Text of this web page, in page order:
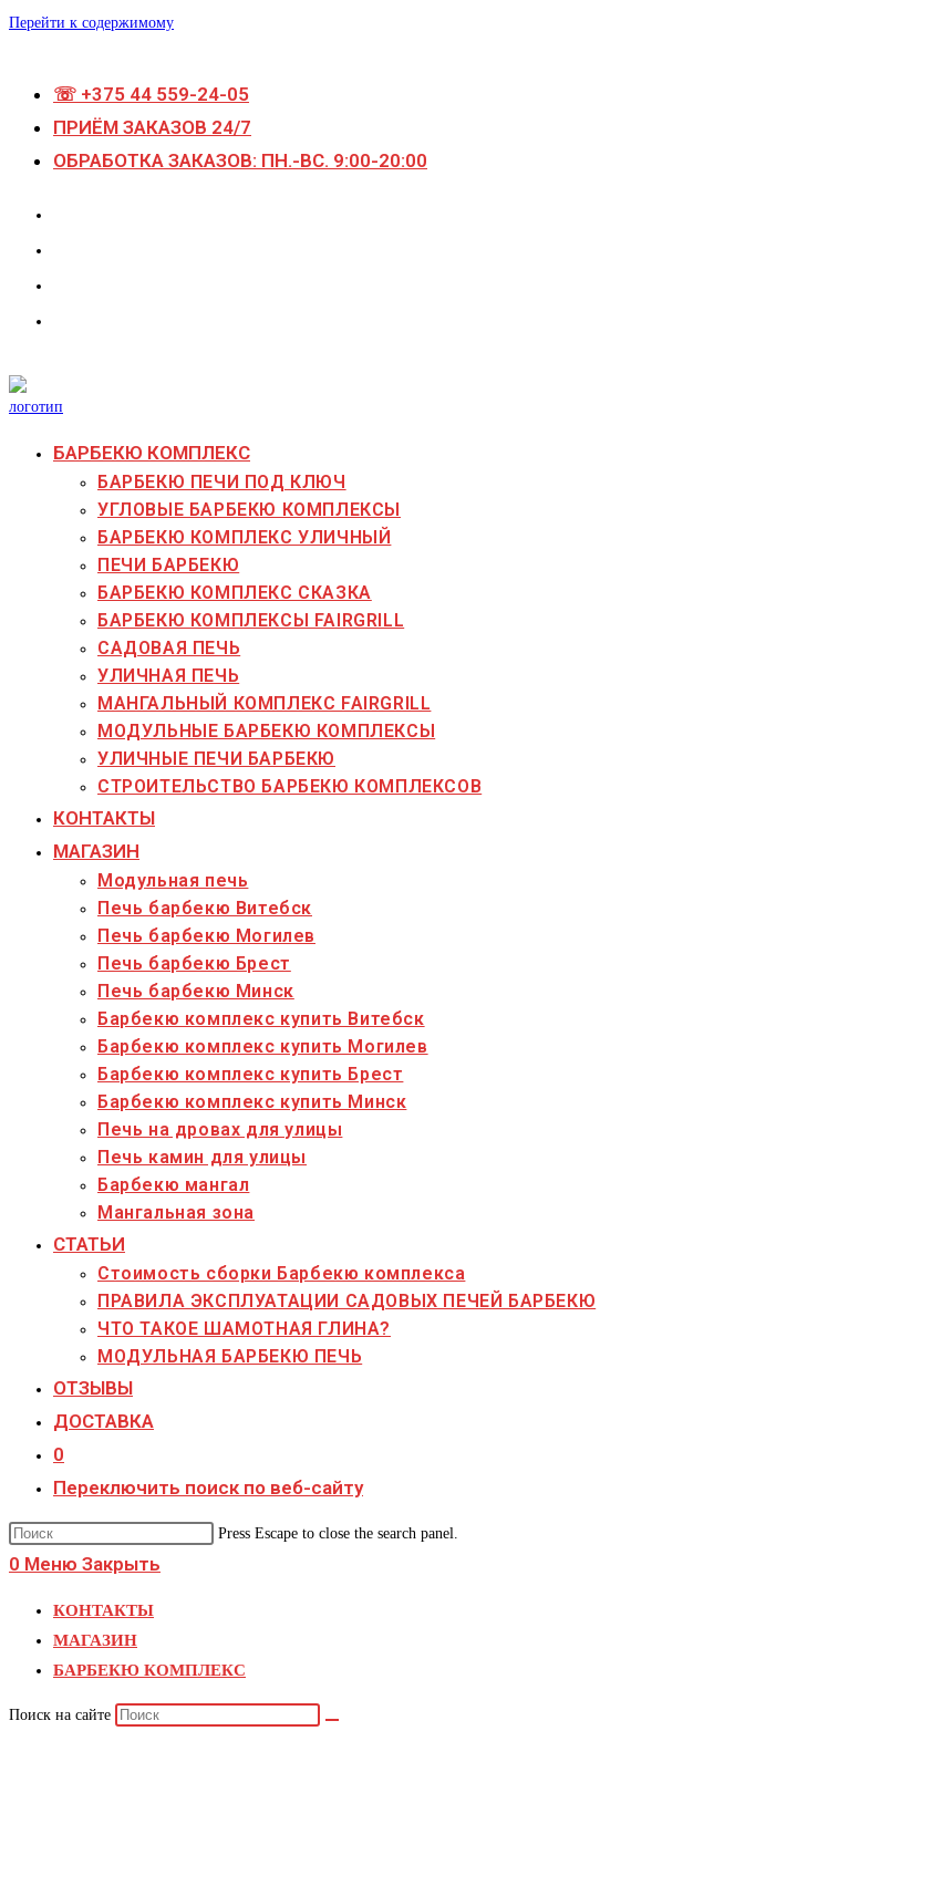
Перейти к содержимому
☏ +375 44 559-24-05
ПРИЁМ ЗАКАЗОВ 24/7
ОБРАБОТКА ЗАКАЗОВ: ПН.-ВС. 9:00-20:00
БАРБЕКЮ КОМПЛЕКС
БАРБЕКЮ ПЕЧИ ПОД КЛЮЧ
УГЛОВЫЕ БАРБЕКЮ КОМПЛЕКСЫ
БАРБЕКЮ КОМПЛЕКС УЛИЧНЫЙ
ПЕЧИ БАРБЕКЮ
БАРБЕКЮ КОМПЛЕКС СКАЗКА
БАРБЕКЮ КОМПЛЕКСЫ FAIRGRILL
САДОВАЯ ПЕЧЬ
УЛИЧНАЯ ПЕЧЬ
МАНГАЛЬНЫЙ КОМПЛЕКС FAIRGRILL
МОДУЛЬНЫЕ БАРБЕКЮ КОМПЛЕКСЫ
УЛИЧНЫЕ ПЕЧИ БАРБЕКЮ
СТРОИТЕЛЬСТВО БАРБЕКЮ КОМПЛЕКСОВ
КОНТАКТЫ
МАГАЗИН
Модульная печь
Печь барбекю Витебск
Печь барбекю Могилев
Печь барбекю Брест
Печь барбекю Минск
Барбекю комплекс купить Витебск
Барбекю комплекс купить Могилев
Барбекю комплекс купить Брест
Барбекю комплекс купить Минск
Печь на дровах для улицы
Печь камин для улицы
Барбекю мангал
Мангальная зона
СТАТЬИ
Стоимость сборки Барбекю комплекса
ПРАВИЛА ЭКСПЛУАТАЦИИ САДОВЫХ ПЕЧЕЙ БАРБЕКЮ
ЧТО ТАКОЕ ШАМОТНАЯ ГЛИНА?
МОДУЛЬНАЯ БАРБЕКЮ ПЕЧЬ
ОТЗЫВЫ
ДОСТАВКА
0
Переключить поиск по веб-сайту
Press Escape to close the search panel.
0 Меню Закрыть
КОНТАКТЫ
МАГАЗИН
БАРБЕКЮ КОМПЛЕКС
Поиск на сайте